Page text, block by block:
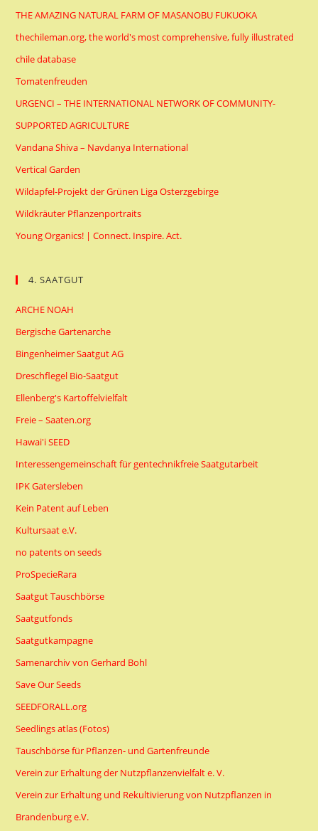
THE AMAZING NATURAL FARM OF MASANOBU FUKUOKA
thechileman.org, the world's most comprehensive, fully illustrated
chile database
Tomatenfreuden
URGENCI – THE INTERNATIONAL NETWORK OF COMMUNITY-
SUPPORTED AGRICULTURE
Vandana Shiva – Navdanya International
Vertical Garden
Wildapfel-Projekt der Grünen Liga Osterzgebirge
Wildkräuter Pflanzenportraits
Young Organics! | Connect. Inspire. Act.
4. SAATGUT
ARCHE NOAH
Bergische Gartenarche
Bingenheimer Saatgut AG
Dreschflegel Bio-Saatgut
Ellenberg's Kartoffelvielfalt
Freie – Saaten.org
Hawai'i SEED
Interessengemeinschaft für gentechnikfreie Saatgutarbeit
IPK Gatersleben
Kein Patent auf Leben
Kultursaat e.V.
no patents on seeds
ProSpecieRara
Saatgut Tauschbörse
Saatgutfonds
Saatgutkampagne
Samenarchiv von Gerhard Bohl
Save Our Seeds
SEEDFORALL.org
Seedlings atlas (Fotos)
Tauschbörse für Pflanzen- und Gartenfreunde
Verein zur Erhaltung der Nutzpflanzenvielfalt e. V.
Verein zur Erhaltung und Rekultivierung von Nutzpflanzen in
Brandenburg e.V.